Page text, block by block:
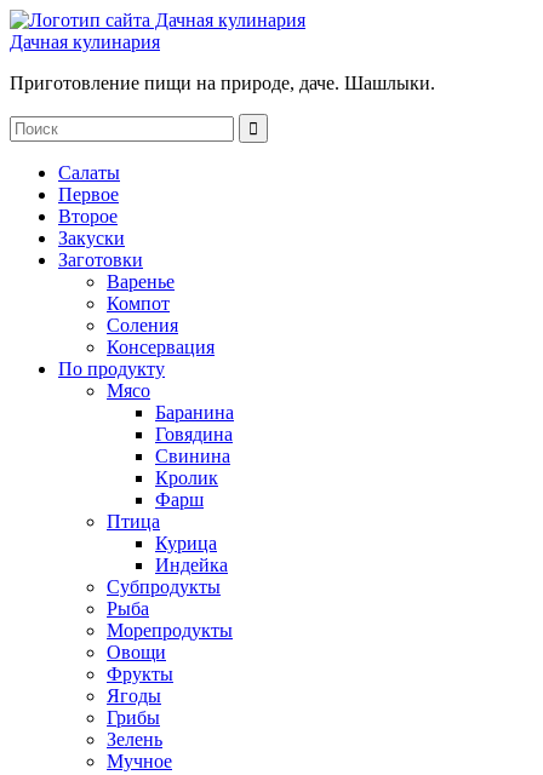
Дачная кулинария
Приготовление пищи на природе, даче. Шашлыки.
Салаты
Первое
Второе
Закуски
Заготовки
Варенье
Компот
Соления
Консервация
По продукту
Мясо
Баранина
Говядина
Свинина
Кролик
Фарш
Птица
Курица
Индейка
Субпродукты
Рыба
Морепродукты
Овощи
Фрукты
Ягоды
Грибы
Зелень
Мучное